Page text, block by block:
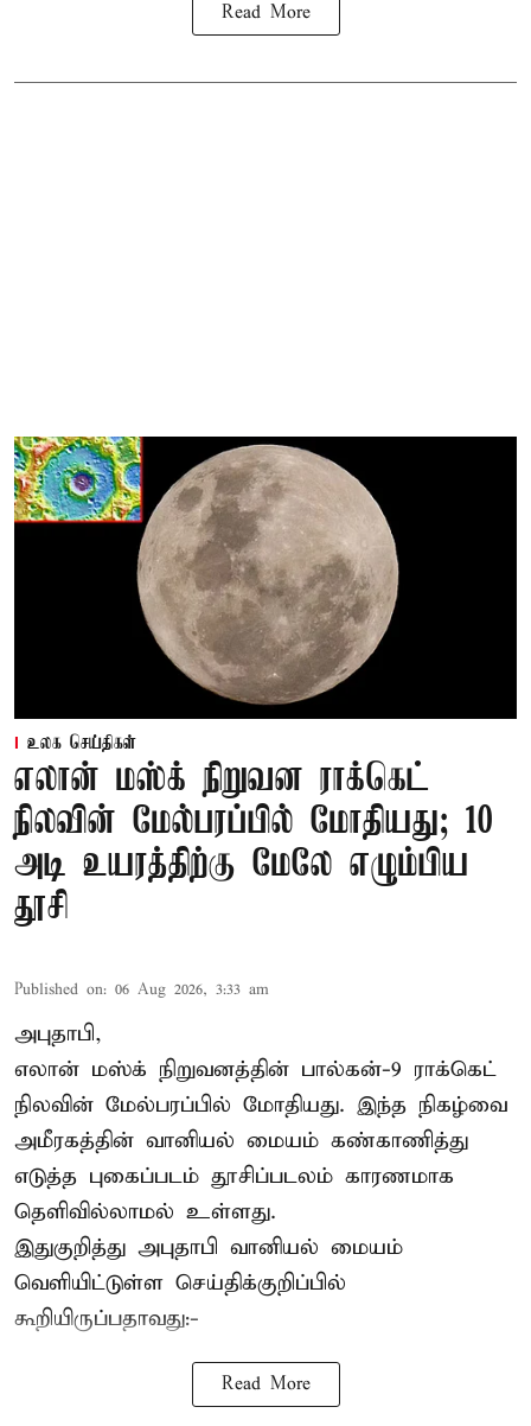
Read More
உலக செய்திகள்
எலான் மஸ்க் நிறுவன ராக்கெட்
நிலவின் மேல்பரப்பில் மோதியது; 10
அடி உயரத்திற்கு மேலே எழும்பிய
தூசி
Published on: 06 Aug 2026, 3:33 am
அபுதாபி,
எலான் மஸ்க் நிறுவனத்தின் பால்கன்-9 ராக்கெட்
நிலவின் மேல்பரப்பில் மோதியது. இந்த நிகழ்வை
அமீரகத்தின் வானியல் மையம் கண்காணித்து
எடுத்த புகைப்படம் தூசிப்படலம் காரணமாக
தெளிவில்லாமல் உள்ளது.
இதுகுறித்து அபுதாபி வானியல் மையம்
வெளியிட்டுள்ள செய்திக்குறிப்பில்
கூறியிருப்பதாவது:-
Read More